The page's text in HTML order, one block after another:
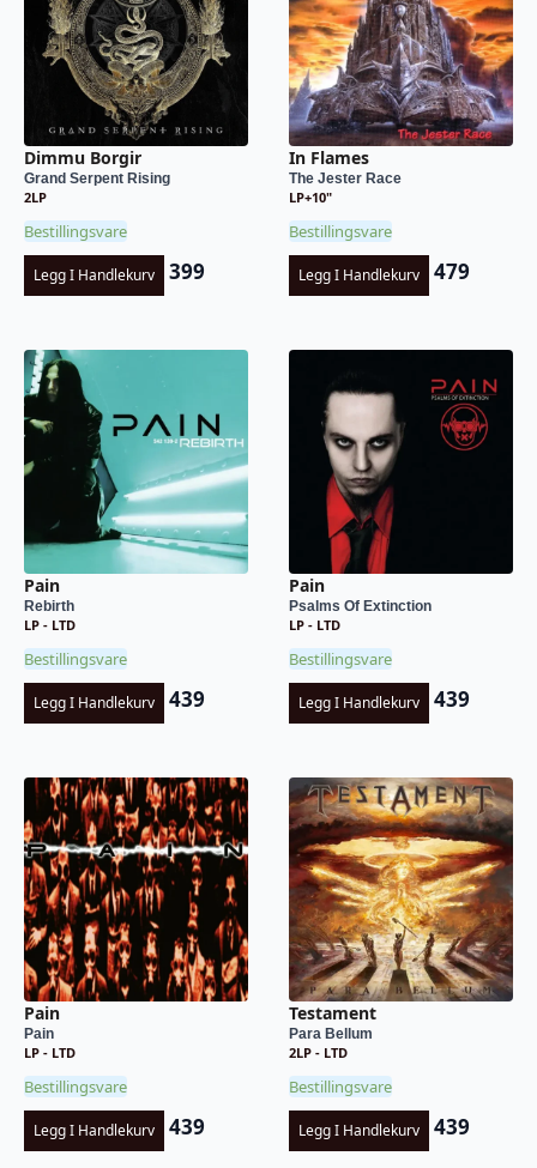
Dimmu Borgir
Grand Serpent Rising
2LP
Bestillingsvare
Legg I Handlekurv 399
In Flames
The Jester Race
LP+10"
Bestillingsvare
Legg I Handlekurv 479
Pain
Rebirth
LP - LTD
Bestillingsvare
Legg I Handlekurv 439
Pain
Psalms Of Extinction
LP - LTD
Bestillingsvare
Legg I Handlekurv 439
Pain
Pain
LP - LTD
Bestillingsvare
Legg I Handlekurv 439
Testament
Para Bellum
2LP - LTD
Bestillingsvare
Legg I Handlekurv 439